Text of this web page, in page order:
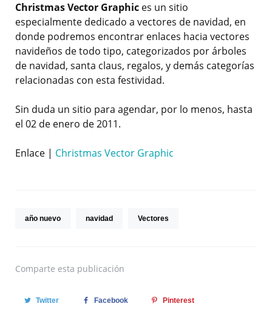
Christmas Vector Graphic es un sitio
especialmente dedicado a vectores de navidad, en
donde podremos encontrar enlaces hacia vectores
navideños de todo tipo, categorizados por árboles
de navidad, santa claus, regalos, y demás categorías
relacionadas con esta festividad.
Sin duda un sitio para agendar, por lo menos, hasta
el 02 de enero de 2011.
Enlace | Christmas Vector Graphic
año nuevo navidad Vectores
Comparte esta publicación
Twitter Facebook Pinterest